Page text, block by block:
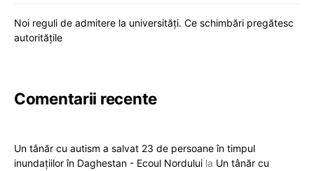
Noi reguli de admitere la universități. Ce schimbări pregătesc
autoritățile
Comentarii recente
Un tânăr cu autism a salvat 23 de persoane în timpul
inundațiilor în Daghestan - Ecoul Nordului la Un tânăr cu